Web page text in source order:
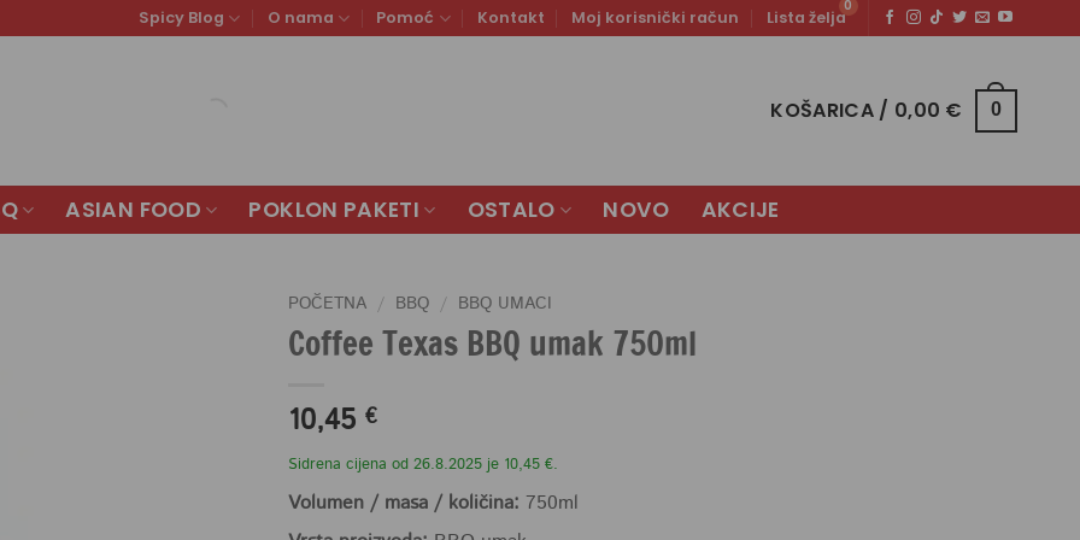
Spicy Blog O nama Pomoć Kontakt Moj korisnički račun Lista želja
KOŠARICA / 0,00 € 0
ASIAN FOOD POKLON PAKETI OSTALO NOVO AKCIJE
POČETNA / BBQ / BBQ UMACI
Coffee Texas BBQ umak 750ml
10,45 €
Sidrena cijena od 26.8.2025 je 10,45 €.
Volumen / masa / količina: 750ml